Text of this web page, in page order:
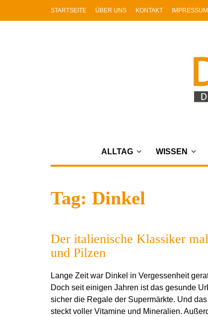
STARTSEITE ÜBER UNS KONTAKT IMPRESSUM
ALLTAG WISSEN
Tag: Dinkel
Der italienische Klassiker
und Pilzen
Lange Zeit war Dinkel in Vergessenheit
Doch seit einigen Jahren ist das gesunde
sicher die Regale der Supermärkte. Und
steckt voller Vitamine und Mineralien.